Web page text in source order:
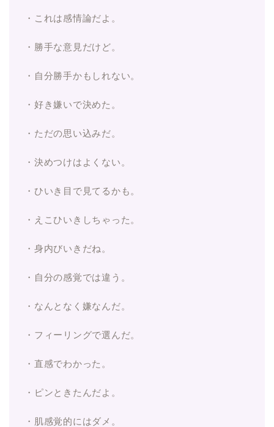
・これは感情論だよ。
・勝手な意見だけど。
・自分勝手かもしれない。
・好き嫌いで決めた。
・ただの思い込みだ。
・決めつけはよくない。
・ひいき目で見てるかも。
・えこひいきしちゃった。
・身内びいきだね。
・自分の感覚では違う。
・なんとなく嫌なんだ。
・フィーリングで選んだ。
・直感でわかった。
・ピンときたんだよ。
・肌感覚的にはダメ。